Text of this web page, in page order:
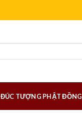
ĐÚC TƯỢNG PHẬT ĐỒNG